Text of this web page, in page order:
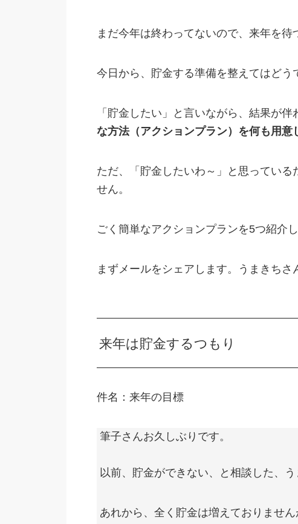
まだ今年は終わってないので、来年を待
今日から、貯金する準備を整えてはどう
「貯金したい」と言いながら、結果が伴
な方法（アクションプラン）を何も用意
ただ、「貯金したいわ～」と思ってい
せん。
ごく簡単なアクションプランを5つ紹介し
まずメールをシェアします。うまきちさ
来年は貯金するつもり
件名：来年の目標
筆子さんお久しぶりです。
以前、貯金ができない、と相談した、う
あれから、全く貯金は増えておりませ